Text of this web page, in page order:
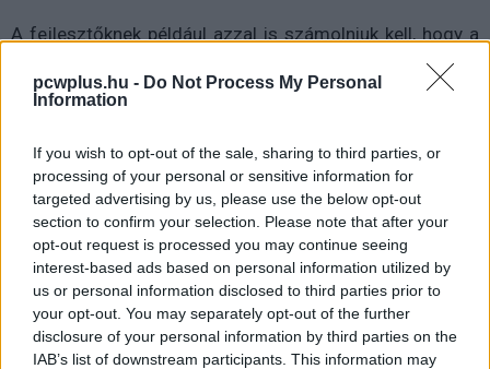
pcwplus.hu - Do Not Process My Personal
Information
If you wish to opt-out of the sale, sharing to third parties, or
processing of your personal or sensitive information for
targeted advertising by us, please use the below opt-out
section to confirm your selection. Please note that after your
opt-out request is processed you may continue seeing
interest-based ads based on personal information utilized by
us or personal information disclosed to third parties prior to
your opt-out. You may separately opt-out of the further
disclosure of your personal information by third parties on the
IAB’s list of downstream participants. This information may
A fejlesztőknek például azzal is számolniuk kell, hogy a
mindennapi használat során nem mindig kapcsolódhat
az eszköz az internethez wifin keresztül, és annak is
lassú a kapcsolat.
Ezért is fontos, hogy tesztelni lehessen több körülmény
között is az alkalmazás működését, és úgy látszik, ezt
felismerte már a Google is. Az Espre blogja szerint
ugyanis a Google becsempészett az Android 13
Developer Preview 2 keretén belül becsempészett az